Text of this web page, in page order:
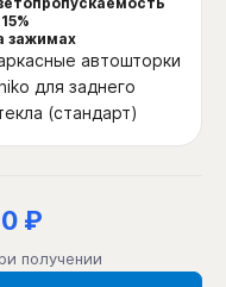
зажимах
автошторки
для заднего
(стандарт)
₽
получении